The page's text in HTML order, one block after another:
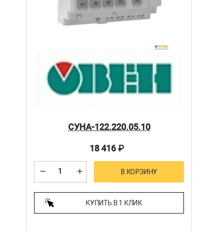
СУНА-122.220.05.10
18 416₽
В КОРЗИНУ
КУПИТЬ В 1 КЛИК